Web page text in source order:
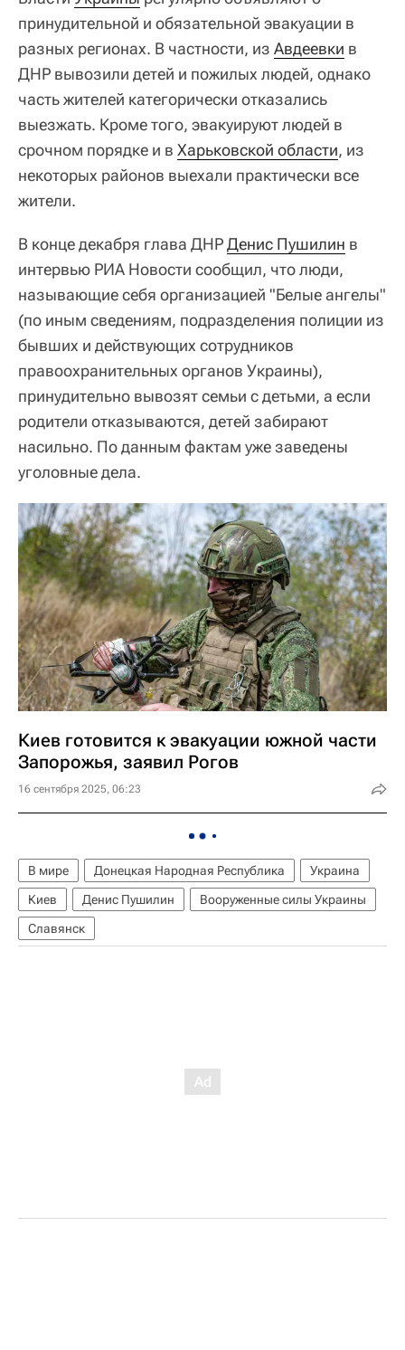
принудительной и обязательной эвакуации в
разных регионах. В частности, из Авдеевки в
ДНР вывозили детей и пожилых людей, однако
часть жителей категорически отказались
выезжать. Кроме того, эвакуируют людей в
срочном порядке и в Харьковской области, из
некоторых районов выехали практически все
жители.
В конце декабря глава ДНРДенис Пушилин в
интервью РИА Новости сообщил, что люди,
называющие себя организацией "Белые ангелы"
(по иным сведениям, подразделения полиции из
бывших и действующих сотрудников
правоохранительных органов Украины),
принудительно вывозят семьи с детьми, а если
родители отказываются, детей забирают
насильно. По данным фактам уже заведены
уголовные дела.
Киев готовится к эвакуации южной части
Запорожья, заявил Рогов
16 сентября 2025, 06:23
В мире Донецкая Народная Республика
Украина
Киев
Денис Пушилин
Вооруженные силы Украины
Славянск